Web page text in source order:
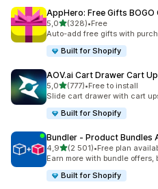
AppHero: Free Gifts BOGO
5,0na 5 gwiazdek
(328)
Łączna liczba recenzji: 328
•Free
Auto-add free gifts with
Built for Shopify
AOV.ai Cart Drawer Cart
5,0na 5 gwiazdek
(777)
Łączna liczba recenzji: 777
•Free to install
Slide cart drawer with cart
Built for Shopify
Bundler ‑ Product Bundles
4,9na 5 gwiazdek
(2 501)
Łączna liczba recenzji: 2501
•Free plan
Earn more with bundle
Built for Shopify